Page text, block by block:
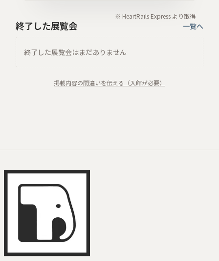
※ HeartRails Express より取得
終了した展覧会 一覧へ
終了した展覧会はまだありません
掲載内容の間違いを伝える（入館が必要）